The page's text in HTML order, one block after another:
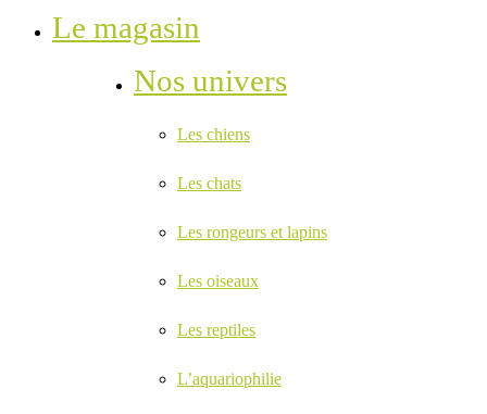
Le magasin
Nos univers
Les chiens
Les chats
Les rongeurs et lapins
Les oiseaux
Les reptiles
L’aquariophilie